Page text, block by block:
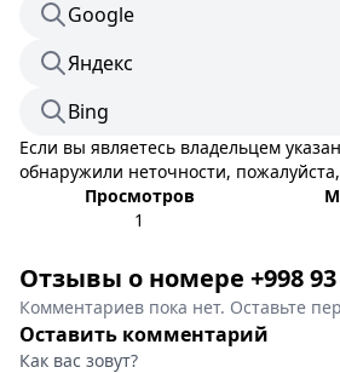
Google
Яндекс
Bing
Если вы являетесь владельцем
обнаружили неточности, пожалуйста,
Просмотров
1
Отзывы о номере +998 93
Комментариев пока нет. Оставьте
Оставить комментарий
Как вас зовут?